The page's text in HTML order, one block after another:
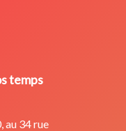
temps
au 34 rue